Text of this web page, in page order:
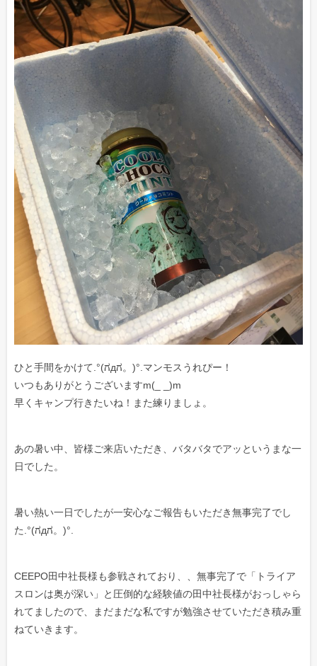
ひと手間をかけて.°(ಗдಗ。)°.マンモスうれぴー！
いつもありがとうございますm(_ _)m
早くキャンプ行きたいね！また練りましょ。
あの暑い中、皆様ご来店いただき、バタバタでアッというまな一
日でした。
暑い熱い一日でしたが一安心なご報告もいただき無事完了でし
た.°(ಗдಗ。)°.
CEEPO田中社長様も参戦されており、、無事完了で「トライア
スロンは奥が深い」と圧倒的な経験値の田中社長様がおっしゃら
れてましたので、まだまだな私ですが勉強させていただき積み重
ねていきます。